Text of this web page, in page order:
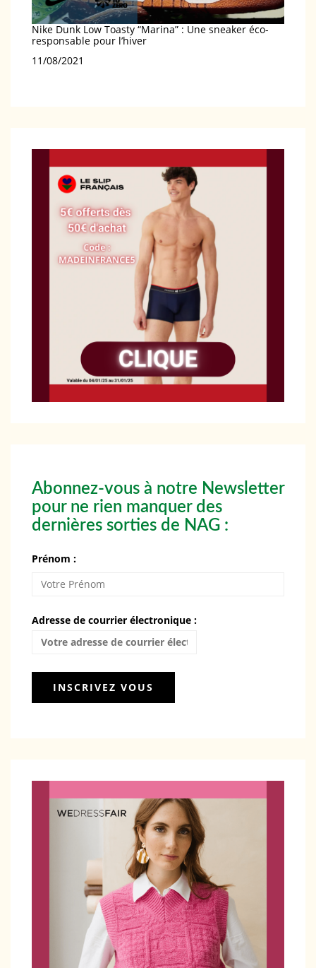
Nike Dunk Low Toasty “Marina” : Une sneaker éco-
responsable pour l’hiver
Date
11/08/2021
Abonnez-vous à notre Newsletter
pour ne rien manquer des
dernières sorties de NAG :
Prénom :
Adresse de courrier électronique :